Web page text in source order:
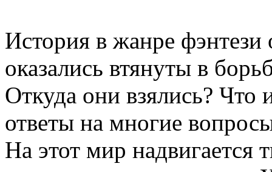
История в жанре фэнтези
оказались втянуты в
Откуда они взялись?
ответы на многие
На этот мир надвигается